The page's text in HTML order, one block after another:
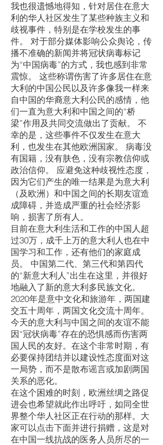
我也很遗憾地得知，针对居住在意大
利的华人社区发生了某些种族主义和
歧视事件，特别是在学校发生的事
件。 对于部分媒体影响公众舆论，传
播不准确的新闻并将冠状病毒标记
为“中国病毒”的方式，我也感到非常
震惊。 这些称谓伤害了许多居住在意
大利的中国公民以及许多像我一样来
自中国的华裔意大利公民的感情，他
们一直为意大利和中国之间的“桥
梁”作用及共同交流做出了贡献。 不
幸的是，这些事件不仅发生在意大
利，也发生在其他欧洲国家。 病毒没
有国籍，没有肤色，没有宗教信仰或
政治信仰。 应避免这种歧视性态度，
因为它们产生的唯一结果是为意大利
（及欧洲）和中国之间的长期友谊造
成障碍，并造成严重的社会经济影
响，损害了所有人。
目前在意大利生活和工作的中国人超
过30万，成千上万的意大利人也在中
国学习和工作，还有他们的家庭成
员。 中国第二代、第三代和第四代
的“新意大利人”出生在这里，并很好
地融入了新的意大利多民族文化。
2020年是意中文化和旅游年，两国建
交五十周年，两国文化交流十周年。
今天的意大利与中国之间的友谊不能
因“冠状病毒”存在的恐惧感而伤害两
国人民的友好。在这个非常时期，有
必要保持团结并以建设性态度面对这
一局势，而不是散布谣言或加剧两国
关系的恶化。
在这个困难的时刻，欧洲丝绸之路促
进会也希望就此作出呼吁，如同全世
界整个华人社区正在行动的那样。大
家可以点击下面并进行捐赠，这是对
在中国一线抗战的医务人员所尽的一